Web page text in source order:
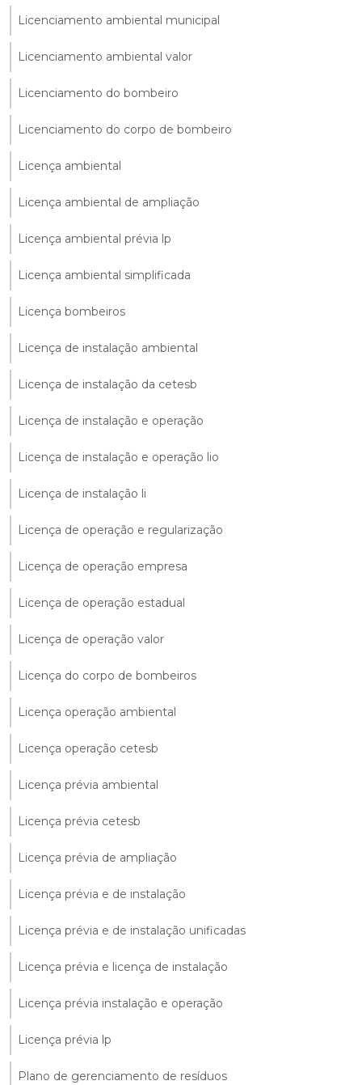
Licenciamento ambiental municipal
Licenciamento ambiental valor
Licenciamento do bombeiro
Licenciamento do corpo de bombeiro
Licença ambiental
Licença ambiental de ampliação
Licença ambiental prévia lp
Licença ambiental simplificada
Licença bombeiros
Licença de instalação ambiental
Licença de instalação da cetesb
Licença de instalação e operação
Licença de instalação e operação lio
Licença de instalação li
Licença de operação e regularização
Licença de operação empresa
Licença de operação estadual
Licença de operação valor
Licença do corpo de bombeiros
Licença operação ambiental
Licença operação cetesb
Licença prévia ambiental
Licença prévia cetesb
Licença prévia de ampliação
Licença prévia e de instalação
Licença prévia e de instalação unificadas
Licença prévia e licença de instalação
Licença prévia instalação e operação
Licença prévia lp
Plano de gerenciamento de resíduos